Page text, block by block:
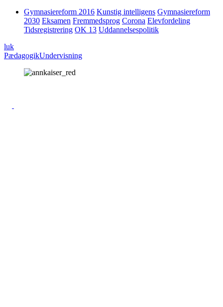
Gymnasiereform 2016 Kunstig intelligens Gymnasiereform
2030 Eksamen Fremmedsprog Corona Elevfordeling
Tidsregistrering OK 13 Uddannelsespolitik
luk
PædagogikUndervisning